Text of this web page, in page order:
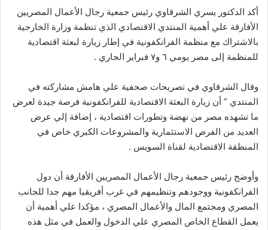
أكد الدكتور يسري الشرقاوي رئيس جمعية رجال الأعمال المصريين
الأفارقة علي أهمية المنتدي الاقتصادي الذي تنظمة وزارة الخارجية
بالاشتراك مع منظمة الفرانكفونية في إطار زيارة لبعثة اقتصادية
للمنظمة إلى مصر يومي ٦ و٧ فبراير الجاري .
وقال الشرقاوي في تصريحات صحفية علي هامش مشاركته في
المنتدي ” أن زيارة البعثة الاقتصادية للفرانكفونية فرصة جيدة لعرض
ما تشهده مصر من نهضة وتطورات اقتصادية ، إضافة إلي عرض
العديد من الفرص الاستثمارية والمشروعات الكبري خاص في
المنطقة الاقتصادية لقناة السويس .
وأوضح رئيس جمعية رجال الأعمال المصريين الأفارقة أن دول
الفرانكفونية ووجودهم وتنظيمهم في غرب أفريقيا مهم جدا للجانب
المصري ومجتمع المال والأعمال المصري ، مؤكدا علي أهمية أن
يعمل القطاع الخاص المصري علي الدخول والعمل في مثل هذه